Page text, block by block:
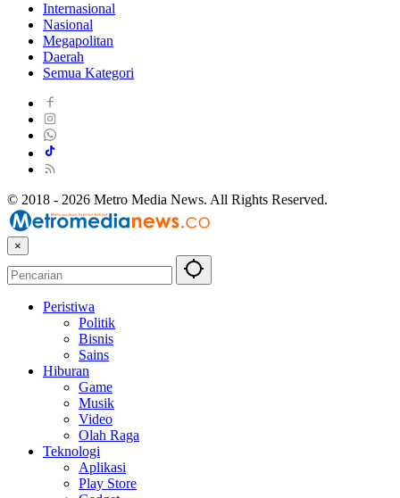
Internasional
Nasional
Megapolitan
Daerah
Semua Kategori
© 2018 - 2026 Metro Media News. All Rights Reserved.
×
Peristiwa
Politik
Bisnis
Sains
Hiburan
Game
Musik
Video
Olah Raga
Teknologi
Aplikasi
Play Store